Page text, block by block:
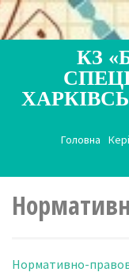
КЗ
Головна
Нормативно-